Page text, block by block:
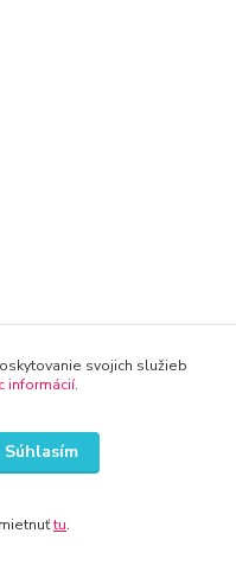
rychlo.sk
svojich služieb
informácií.
Súhlasím
tu.